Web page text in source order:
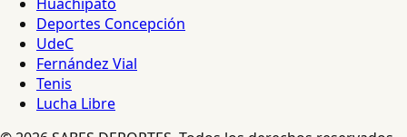
Deportes Concepción
UdeC
Fernández Vial
Tenis
Lucha Libre